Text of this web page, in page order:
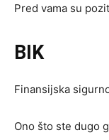
Pred vama su
BIK
Finansijska
Ono što ste dugo